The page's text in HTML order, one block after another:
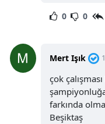
0 0
Mert Işık
çok
farkında
Beşiktaş